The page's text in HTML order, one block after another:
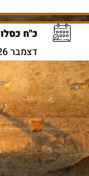
כ"ח
דצמבר 26, 2019